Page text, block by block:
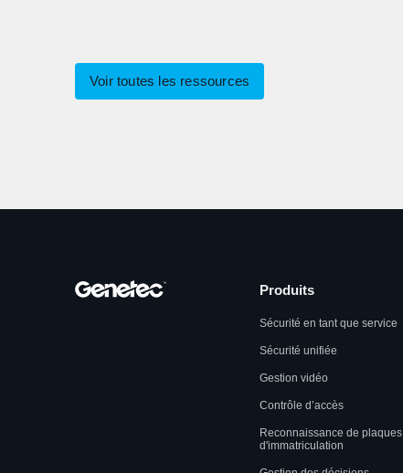
Voir toutes les ressources
Produits
Sécurité en tant que service
Sécurité unifiée
Gestion vidéo
Contrôle d’accès
Reconnaissance de plaques
d'immatriculation